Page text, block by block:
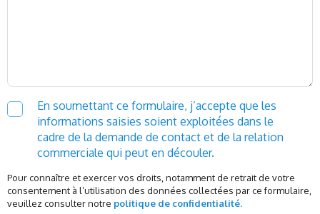
En soumettant ce formulaire, j’accepte que les
informations saisies soient exploitées dans le
cadre de la demande de contact et de la relation
commerciale qui peut en découler.
Pour connaître et exercer vos droits, notamment de retrait de votre
consentement à l’utilisation des données collectées par ce formulaire,
veuillez consulter notre politique de confidentialité.